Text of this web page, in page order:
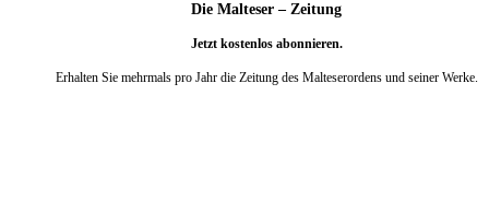
Die Malteser – Zeitung
Jetzt kostenlos abonnieren.
Erhalten Sie mehrmals pro Jahr die Zeitung des Malteserordens und seiner Werke.